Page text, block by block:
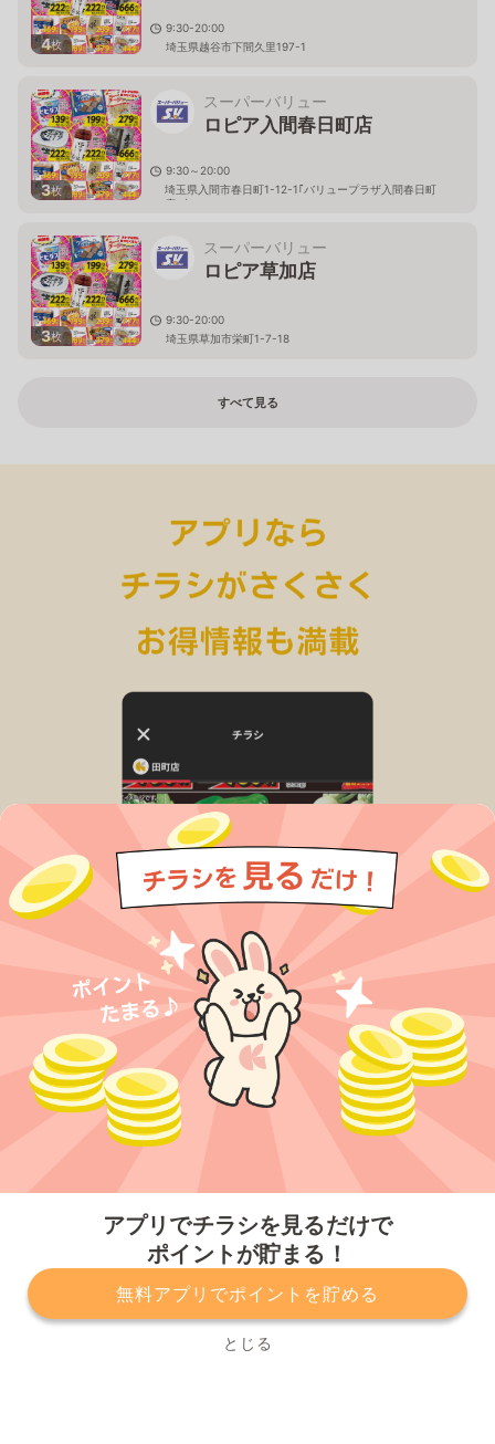
アプリでチラシを見るだけで
ポイントが貯まる！
無料アプリでポイントを貯める
とじる
4枚
9:30-20:00
埼玉県越谷市下間久里197-1
3枚
スーパーバリュー
ロピア入間春日町店
9:30～20:00
埼玉県入間市春日町1-12-1｢バリュープラザ入間春日町
店｣内
3枚
スーパーバリュー
ロピア草加店
9:30-20:00
埼玉県草加市栄町1-7-18
すべて見る
プライバシーポリシー 利用規約
運営会社
サービスに関してのお問い合わせ